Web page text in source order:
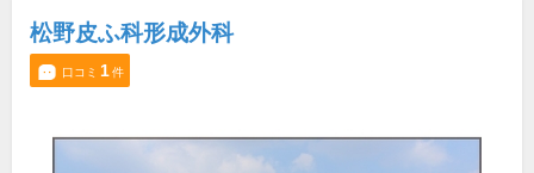
松野皮ふ科形成外科
口コミ 1件